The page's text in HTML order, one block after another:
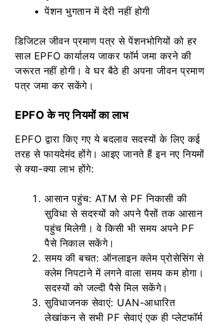
पेंशन भुगतान में देरी नहीं होगी
डिजिटल जीवन प्रमाण पत्र से पेंशनभोगियों को हर
साल EPFO कार्यालय जाकर फॉर्म जमा करने की
जरूरत नहीं होगी। वे घर बैठे ही अपना जीवन प्रमाण
पत्र जमा कर सकेंगे।
EPFO के नए नियमों का लाभ
EPFO द्वारा किए गए ये बदलाव सदस्यों के लिए कई
तरह से फायदेमंद होंगे। आइए जानते हैं इन नए नियमों
से क्या-क्या लाभ होंगे:
आसान पहुंच: ATM से PF निकासी की
सुविधा से सदस्यों को अपने पैसों तक आसान
पहुंच मिलेगी। वे किसी भी समय अपने PF
पैसे निकाल सकेंगे।
समय की बचत: ऑनलाइन क्लेम प्रोसेसिंग से
क्लेम निपटाने में लगने वाला समय कम होगा।
सदस्यों को जल्दी पैसे मिल सकेंगे।
सुविधाजनक सेवाएं: UAN-आधारित
लेखांकन से सभी PF सेवाएं एक ही प्लेटफॉर्म